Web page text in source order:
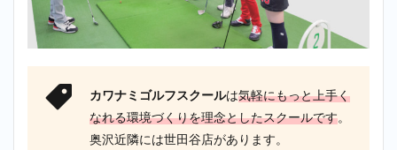
カワナミゴルフスクールは気軽にもっと上手く
なれる環境づくりを理念としたスクールです。
奥沢近隣には世田谷店があります。